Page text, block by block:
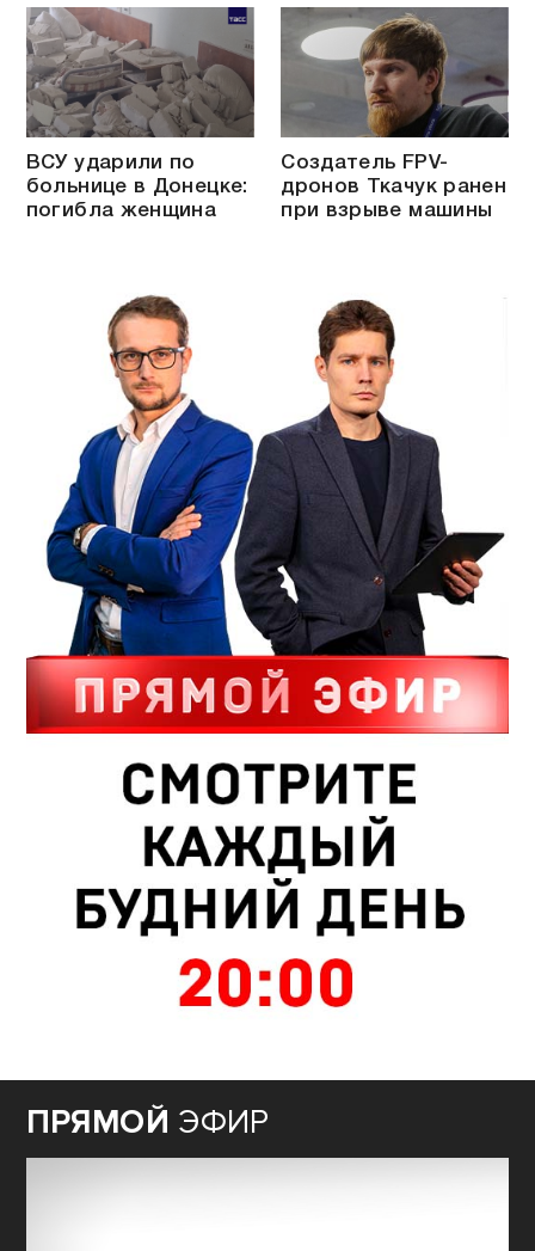
ВСУ ударили по
больнице в Донецке:
погибла женщина
Создатель FPV-
дронов Ткачук ранен
при взрыве машины
ПРЯМОЙ ЭФИР